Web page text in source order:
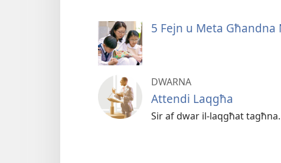
5 Fejn u Meta Għandna
DWARNA
Attendi Laqgħa
Sir af dwar il-laqgħat